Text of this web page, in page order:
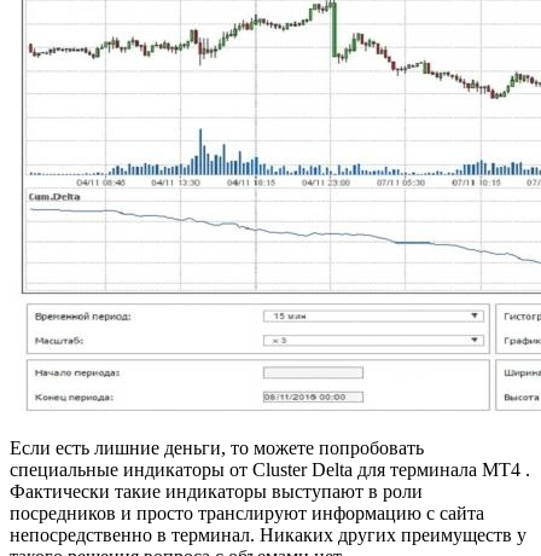
Если есть лишние деньги, то можете попробовать
специальные индикаторы от Cluster Delta для терминала МТ4 .
Фактически такие индикаторы выступают в роли
посредников и просто транслируют информацию с сайта
непосредственно в терминал. Никаких других преимуществ у